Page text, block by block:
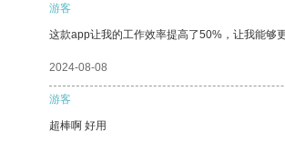
游客
这款app让我的工作效率提高了50%，让我能够
2024-08-08
游客
超棒啊 好用